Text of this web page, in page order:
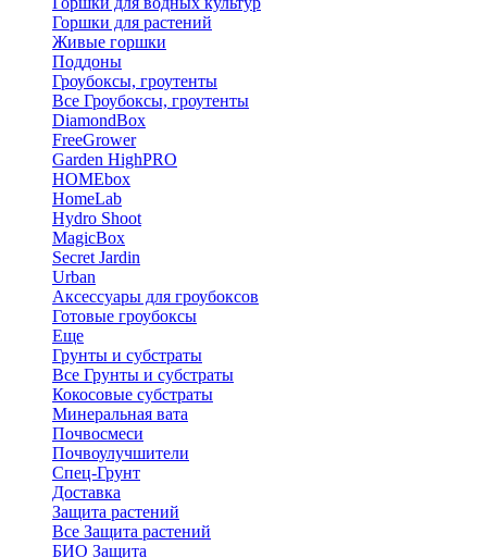
Горшки для растений
Живые горшки
Поддоны
Гроубоксы, гроутенты
Все Гроубоксы, гроутенты
DiamondBox
FreeGrower
Garden HighPRO
HOMEbox
HomeLab
Hydro Shoot
MagicBox
Secret Jardin
Urban
Аксессуары для гроубоксов
Готовые гроубоксы
Еще
Грунты и субстраты
Все Грунты и субстраты
Кокосовые субстраты
Минеральная вата
Почвосмеси
Почвоулучшители
Спец-Грунт
Доставка
Защита растений
Все Защита растений
БИО Защита